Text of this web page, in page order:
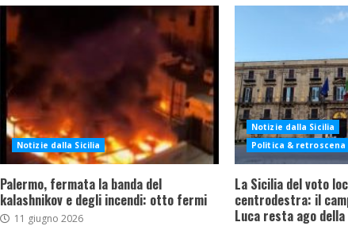
Notizie dalla Sicilia
Palermo, fermata la banda del
kalashnikov e degli incendi: otto fermi
11 giugno 2026
Notizie dalla Sicilia
Politica & retroscena
La Sicilia del voto
centrodestra: il
Luca resta ago